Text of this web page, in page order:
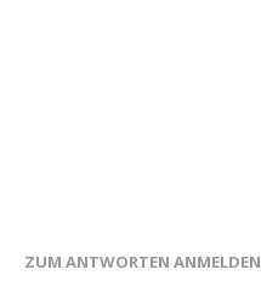
ZUM ANTWORTEN ANMELDEN